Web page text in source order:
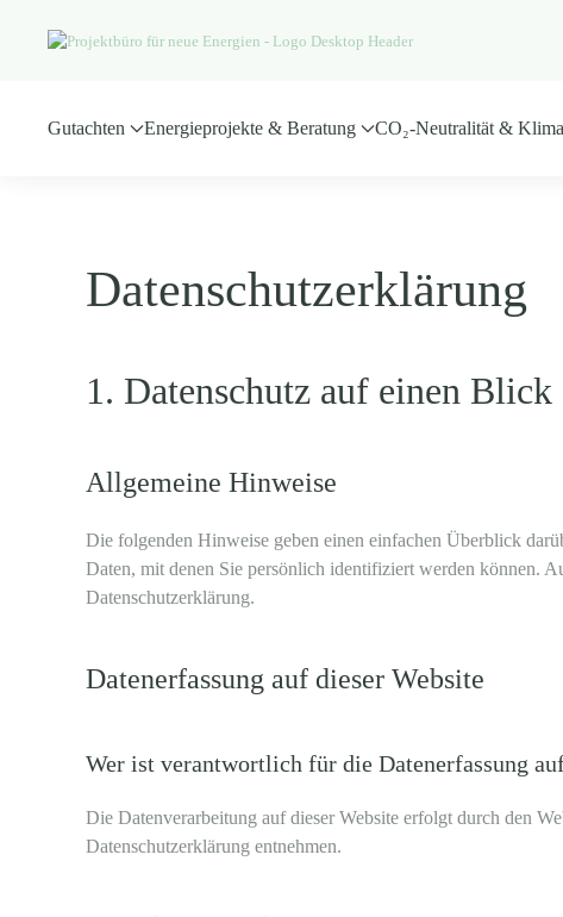
Gutachten Energieprojekte & Beratung CO₂-Neutralität &
Datenschutz­erklärung
1. Datenschutz auf einen Blick
Allgemeine Hinweise
Die folgenden Hinweise geben einen einfachen Überblick
Daten, mit denen Sie persönlich identifiziert werden können.
Datenschutzerklärung.
Datenerfassung auf dieser Website
Wer ist verantwortlich für die Datenerfassung
Die Datenverarbeitung auf dieser Website erfolgt durch den
Datenschutzerklärung entnehmen.